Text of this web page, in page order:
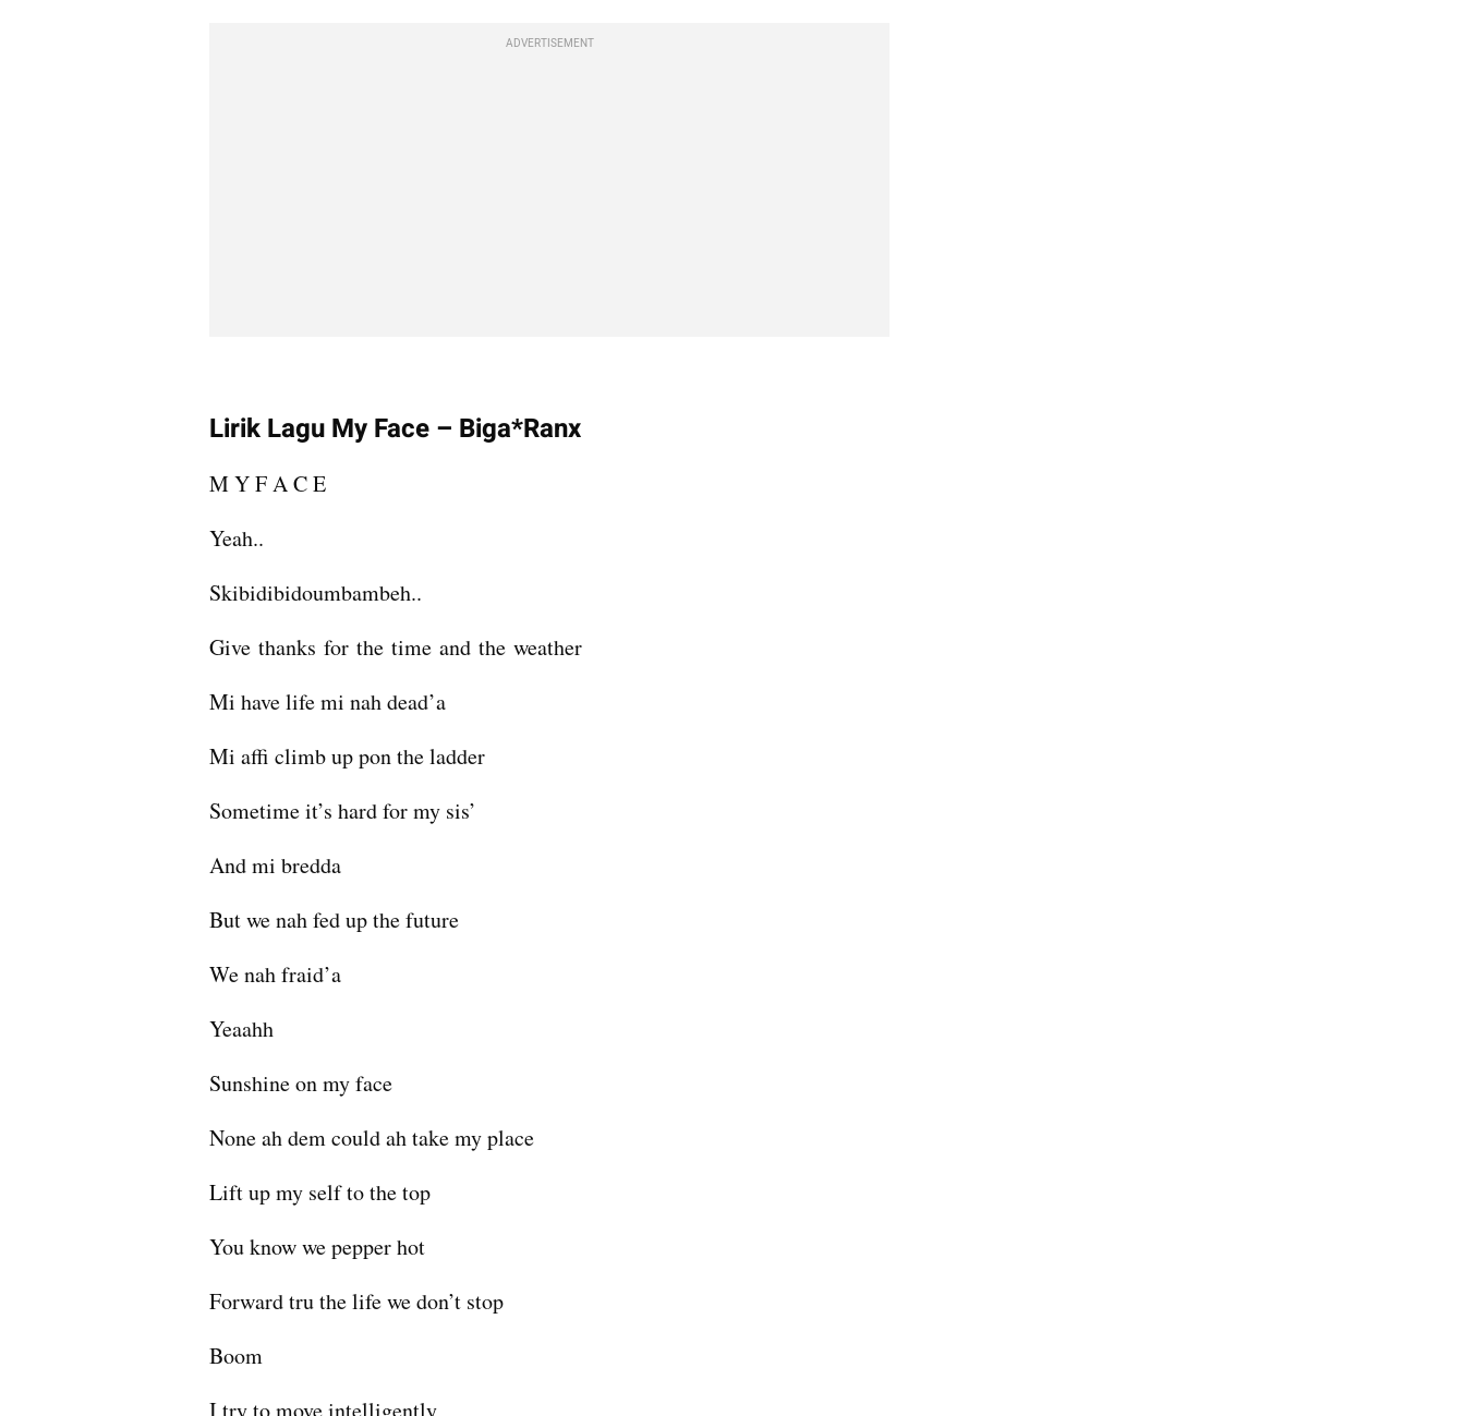
ADVERTISEMENT
Lirik Lagu My Face – Biga*Ranx
M Y F A C E
Yeah..
Skibidibidoumbambeh..
Give thanks for the time and the weather
Mi have life mi nah dead’a
Mi affi climb up pon the ladder
Sometime it’s hard for my sis’
And mi bredda
But we nah fed up the future
We nah fraid’a
Yeaahh
Sunshine on my face
None ah dem could ah take my place
Lift up my self to the top
You know we pepper hot
Forward tru the life we don’t stop
Boom
I try to move intelligently